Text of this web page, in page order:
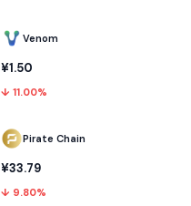
Venom
¥1.50
↓ 11.00%
Pirate Chain
¥33.79
↓ 9.80%